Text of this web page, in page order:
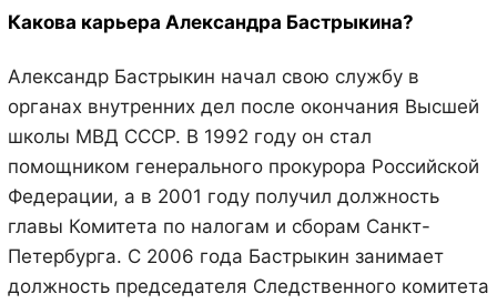
Какова карьера Александра Бастрыкина?
Александр Бастрыкин начал свою службу в
органах внутренних дел после окончания Высшей
школы МВД СССР. В 1992 году он стал
помощником генерального прокурора Российской
Федерации, а в 2001 году получил должность
главы Комитета по налогам и сборам Санкт-
Петербурга. С 2006 года Бастрыкин занимает
должность председателя Следственного комитета